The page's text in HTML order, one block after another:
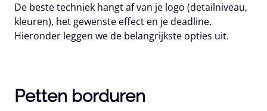
De beste techniek hangt af van je logo (detailniveau,
kleuren), het gewenste effect en je deadline.
Hieronder leggen we de belangrijkste opties uit.
Petten borduren